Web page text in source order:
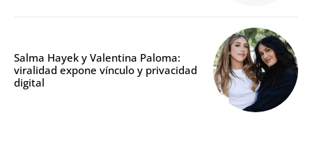
Salma Hayek y Valentina Paloma:
viralidad expone vínculo y privacidad
digital